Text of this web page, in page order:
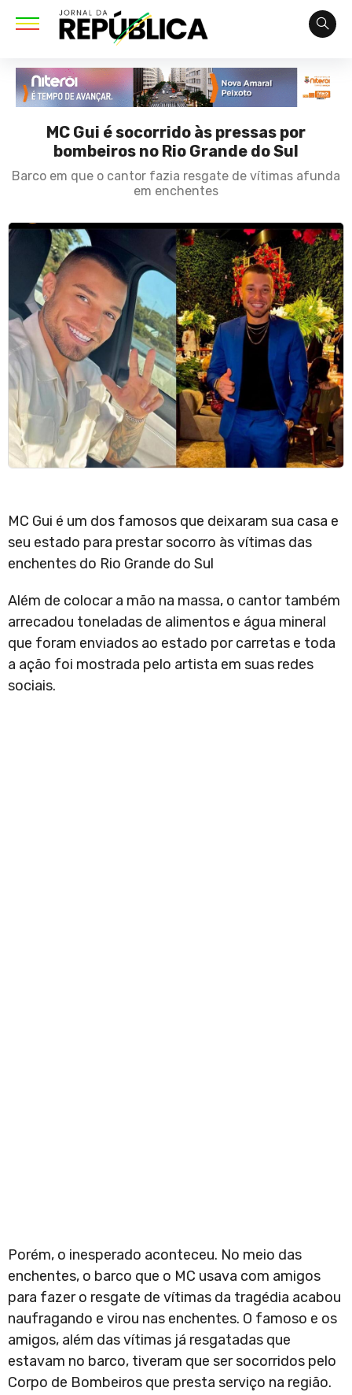
MC Gui é socorrido às pressas por
bombeiros no Rio Grande do Sul
Barco em que o cantor fazia resgate de vítimas afunda
em enchentes
MC Gui é um dos famosos que deixaram sua casa e
seu estado para prestar socorro às vítimas das
enchentes do Rio Grande do Sul
Além de colocar a mão na massa, o cantor também
arrecadou toneladas de alimentos e água mineral
que foram enviados ao estado por carretas e toda
a ação foi mostrada pelo artista em suas redes
sociais.
Porém, o inesperado aconteceu. No meio das
enchentes, o barco que o MC usava com amigos
para fazer o resgate de vítimas da tragédia acabou
naufragando e virou nas enchentes. O famoso e os
amigos, além das vítimas já resgatadas que
estavam no barco, tiveram que ser socorridos pelo
Corpo de Bombeiros que presta serviço na região.